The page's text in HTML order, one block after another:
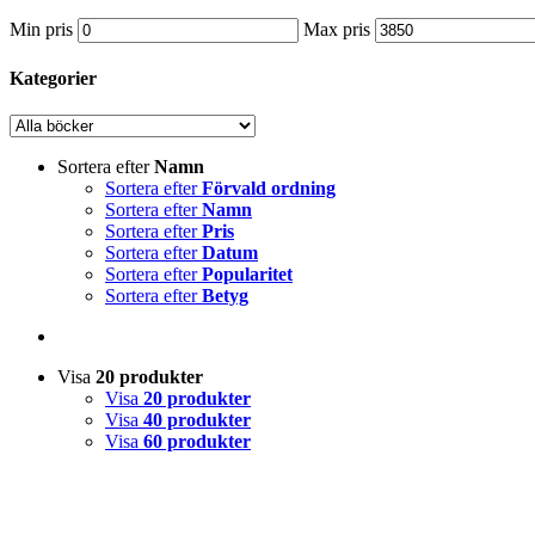
Min pris Max pris
Kategorier
Sortera efterNamn
Sortera efterFörvald ordning
Sortera efterNamn
Sortera efterPris
Sortera efterDatum
Sortera efterPopularitet
Sortera efterBetyg
Visa 20 produkter
Visa 20 produkter
Visa 40 produkter
Visa 60 produkter